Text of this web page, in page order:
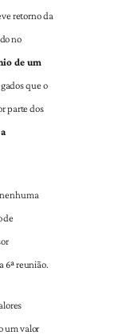
retorno da
no
de um
que o
parte dos
a
de
6ª reunião.
um valor